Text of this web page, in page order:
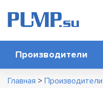
Производители
Главная > Производители